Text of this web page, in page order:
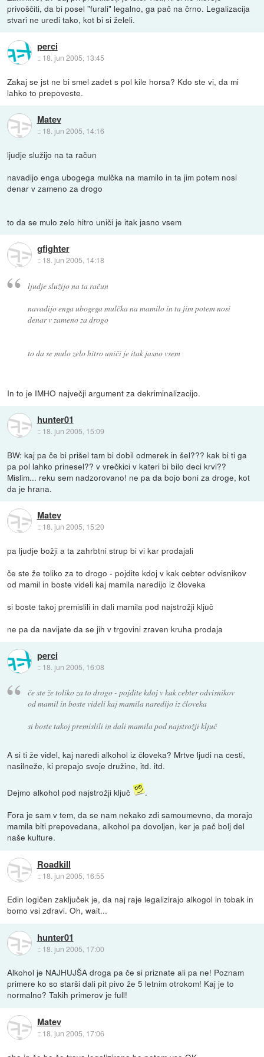
privoščiti, da bi posel "furali" legalno, ga pač na črno. Legalizacija
stvari ne uredi tako, kot bi si želeli.
perci
:: 18. jun 2005, 13:45
Zakaj se jst ne bi smel zadet s pol kile horsa? Kdo ste vi, da mi
lahko to prepoveste.
Matev
:: 18. jun 2005, 14:16
ljudje služijo na ta račun
navadijo enga ubogega mulčka na mamilo in ta jim potem nosi
denar v zameno za drogo
to da se mulo zelo hitro uniči je itak jasno vsem
gfighter
:: 18. jun 2005, 14:18
ljudje služijo na ta račun
navadijo enga ubogega mulčka na mamilo in ta jim potem nosi
denar v zameno za drogo
to da se mulo zelo hitro uniči je itak jasno vsem
In to je IMHO največji argument za dekriminalizacijo.
hunter01
:: 18. jun 2005, 15:09
BW: kaj pa če bi prišel tam bi dobil odmerek in šel??? kak bi ti ga
pa pol lahko prinesel?? v vrečkici v kateri bi bilo deci krvi??
Mislim... reku sem nadzorovano! ne pa da bojo boni za droge, kot
da je hrana.
Matev
:: 18. jun 2005, 15:20
pa ljudje božji a ta zahrbtni strup bi vi kar prodajali
če ste že toliko za to drogo - pojdite kdoj v kak cebter odvisnikov
od mamil in boste videli kaj mamila naredijo iz človeka
si boste takoj premislili in dali mamila pod najstrožji ključ
ne pa da navijate da se jih v trgovini zraven kruha prodaja
perci
:: 18. jun 2005, 16:08
če ste že toliko za to drogo - pojdite kdoj v kak cebter odvisnikov
od mamil in boste videli kaj mamila naredijo iz človeka
si boste takoj premislili in dali mamila pod najstrožji ključ
A si ti že videl, kaj naredi alkohol iz človeka? Mrtve ljudi na cesti,
nasilneže, ki prepajo svoje družine, itd. itd.
Dejmo alkohol pod najstrožji ključ
.
Fora je sam v tem, da se nam nekako zdi samoumevno, da morajo
mamila biti prepovedana, alkohol pa dovoljen, ker je pač bolj del
naše kulture.
Roadkill
:: 18. jun 2005, 16:55
Edin logičen zaključek je, da naj raje legalizirajo alkogol in tobak in
bomo vsi zdravi. Oh, wait...
hunter01
:: 18. jun 2005, 17:00
Alkohol je NAJHUJŠA droga pa če si priznate ali pa ne! Poznam
primere ko so starši dali pit pivo že 5 letnim otrokom! Kaj je to
normalno? Takih primerov je full!
Matev
:: 18. jun 2005, 17:06